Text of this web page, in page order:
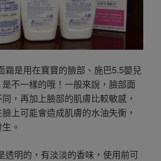
霜是用在寶寶的臉部、施巴5.5嬰兒
不一樣的哦！一般來說，臉部面
，再加上臉部的肌膚比較敏感，
上可能會造成肌膚的水油失衡，
。
透明的，有淡淡的香味，使用前可